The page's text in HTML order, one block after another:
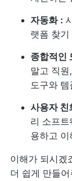
자동화 :
랫폼 찾기
종합적인
말고 직
도구와
사용자 친
리 소프트
용하고
이해가 되시겠
더 쉽게 만들